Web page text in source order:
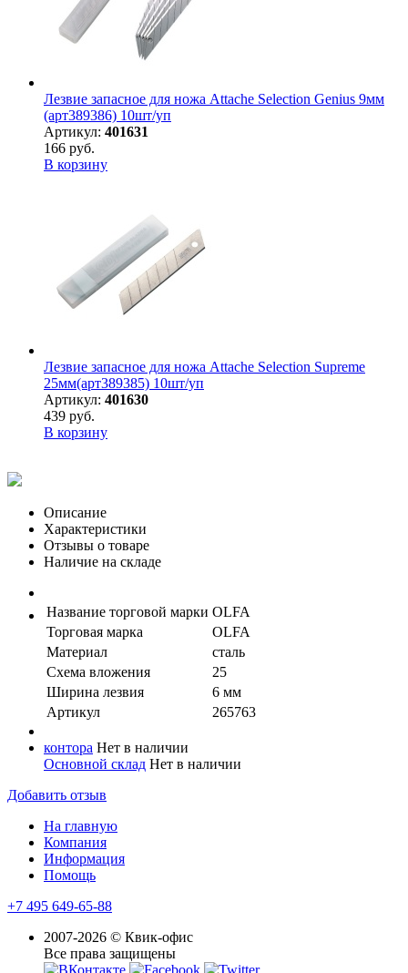
Лезвие запасное для ножа Attache Selection Genius 9мм
(арт389386) 10шт/уп
Артикул: 401631
166 руб.
В корзину
Лезвие запасное для ножа Attache Selection Supreme
25мм(арт389385) 10шт/уп
Артикул: 401630
439 руб.
В корзину
Описание
Характеристики
Отзывы о товаре
Наличие на складе
Название торговой марки OLFA
Торговая марка
OLFA
Материал
сталь
Схема вложения
25
Ширина лезвия
6 мм
Артикул
265763
контора Нет в наличии
Основной склад Нет в наличии
Добавить отзыв
На главную
Компания
Информация
Помощь
+7 495 649-65-88
2007-2026 © Квик-офис
Все права защищены